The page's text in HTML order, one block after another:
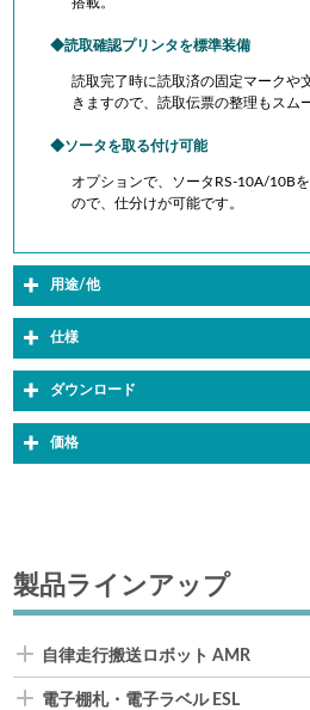
製品ラインアップ
自律走行搬送ロボット AMR
電子棚札・電子ラベル ESL
読取確認プリンタを標準装備
読取完了時に読取済の固定マークや
きますので、読取伝票の整理もスム
ソータを取る付け可能
オプションで、ソータRS-10A/10B
ので、仕分けが可能です。
用途/他
仕様
ダウンロード
価格